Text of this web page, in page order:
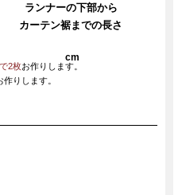
2枚お作りします。
作りします。
ランナーの下部から
カーテン裾までの長さ
cm